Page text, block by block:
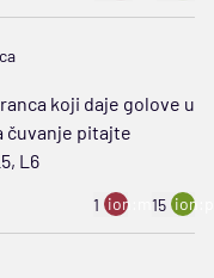
koji daje golove u
čuvanje pitajte
L6
1 ion:minus
15